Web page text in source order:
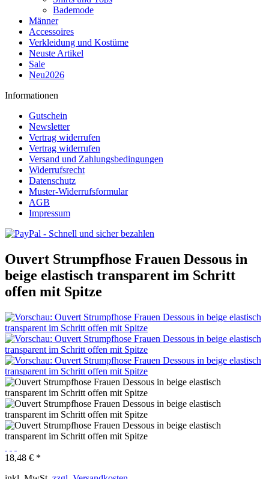
Bademode
Männer
Accessoires
Verkleidung und Kostüme
Neuste Artikel
Sale
Neu2026
Informationen
Gutschein
Newsletter
Vertrag widerrufen
Vertrag widerrufen
Versand und Zahlungsbedingungen
Widerrufsrecht
Datenschutz
Muster-Widerrufsformular
AGB
Impressum
Ouvert Strumpfhose Frauen Dessous in
beige elastisch transparent im Schritt
offen mit Spitze
18,48 € *